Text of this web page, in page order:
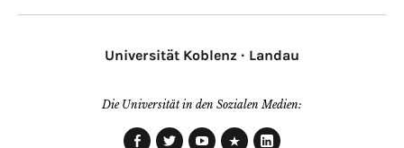
Universität Koblenz · Landau
Die Universität in den Sozialen Medien: